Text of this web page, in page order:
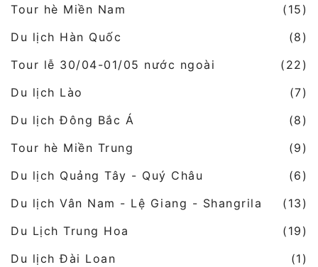
Tour hè Miền Nam
(15)
Du lịch Hàn Quốc
(8)
Tour lễ 30/04-01/05 nước ngoài
(22)
Du lịch Lào
(7)
Du lịch Đông Bắc Á
(8)
Tour hè Miền Trung
(9)
Du lịch Quảng Tây - Quý Châu
(6)
Du lịch Vân Nam - Lệ Giang - Shangrila
(13)
Du Lịch Trung Hoa
(19)
Du lịch Đài Loan
(1)